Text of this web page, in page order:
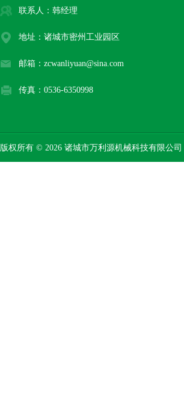
联系人：韩经理
地址：诸城市密州工业园区
邮箱：zcwanliyuan@sina.com
传真：0536-6350998
版权所有 © 2026 诸城市万利源机械科技有限公